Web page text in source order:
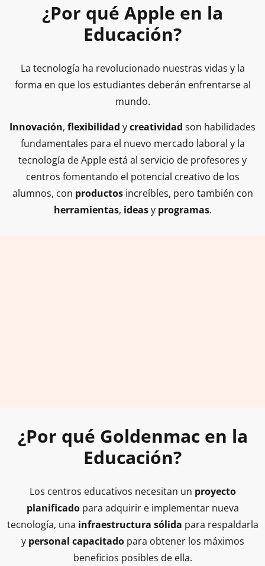
¿Por qué Apple en la
Educación?
La tecnología ha revolucionado nuestras vidas y la
forma en que los estudiantes deberán enfrentarse al
mundo.
Innovación, flexibilidad ycreatividad son habilidades
fundamentales para el nuevo mercado laboral y la
tecnología de Apple está al servicio de profesores y
centros fomentando el potencial creativo de los
alumnos, con productosincreíbles, pero también con
herramientas, ideasy programas.
¿Por qué Goldenmac en la
Educación?
Los centros educativos necesitan un proyecto
planificadopara adquirir e implementar nueva
tecnología, una infraestructura sólida para respaldarla
y personal capacitadopara obtener los máximos
beneficios posibles de ella.